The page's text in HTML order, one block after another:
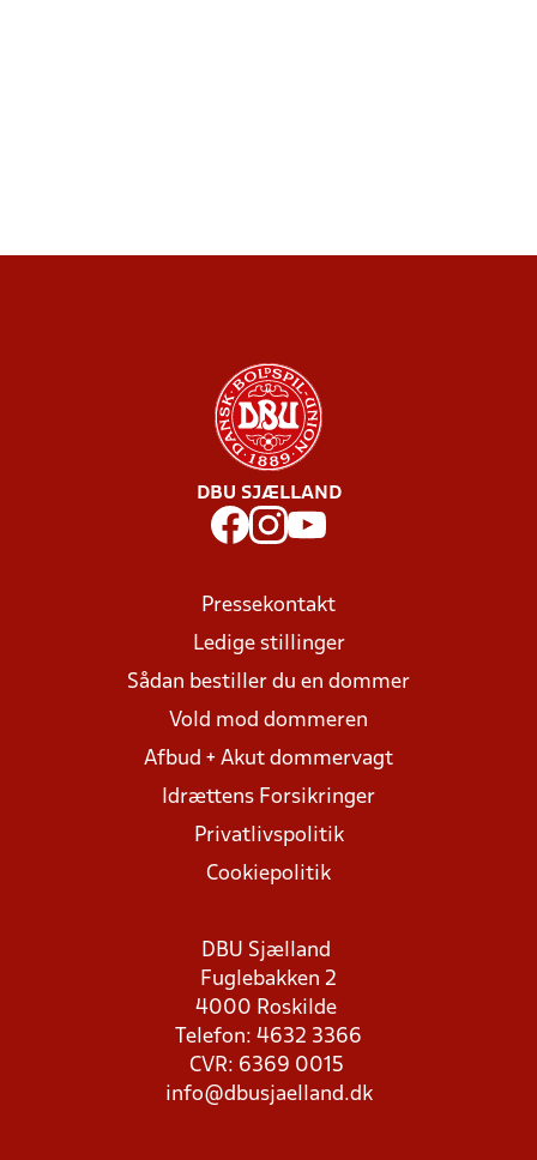
DBU SJÆLLAND
Pressekontakt
Ledige stillinger
Sådan bestiller du en dommer
Vold mod dommeren
Afbud + Akut dommervagt
Idrættens Forsikringer
Privatlivspolitik
Cookiepolitik
DBU Sjælland
Fuglebakken 2
4000 Roskilde
Telefon: 4632 3366
CVR: 6369 0015
info@dbusjaelland.dk